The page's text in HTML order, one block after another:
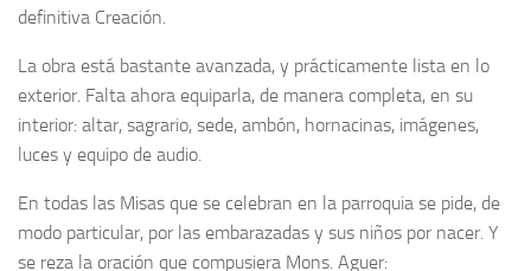
definitiva Creación.
La obra está bastante avanzada, y prácticamente lista en lo
exterior. Falta ahora equiparla, de manera completa, en su
interior: altar, sagrario, sede, ambón, hornacinas, imágenes,
luces y equipo de audio.
En todas las Misas que se celebran en la parroquia se pide, de
modo particular, por las embarazadas y sus niños por nacer. Y
se reza la oración que compusiera Mons. Aguer: